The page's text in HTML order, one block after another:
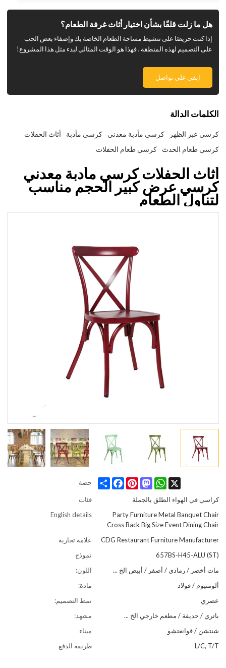
هل ما زلت قلقًا بشأن اختيار أثاث غرفة الطعام؟
إذا كنت حريصًا على تنشيط مساحة الطعام الخاصة بك وإضفاء بعض الحب
على التصميم لهذه المنطقة ، فهذا هو الوقت المثالي لبدء مثل هذا المشروع!
ابقى على تواصل
الكلمات الدالة
كرسي عبر الظهر كرسي مأدبة معدني كرسي مأدبة
أثاث الحفلات
كرسي طعام الحدث
كرسي طعام الحفلات
أثاث الحفلات كرسي مأدبة معدني
كرسي عرض كبير الحجم مناسب
لتناول الطعام
حصة Share
FacebookPinterest
Mastodon
WhatsApp X
فئات
كراسي في الهواء الطلق بالجملة
English details
Party Furniture Metal Banquet Chair
Cross Back Big Size Event Dining Chair
علامة تجارية
CDG Restaurant Furniture Manufacturer
نموذج
657BS-H45-ALU (ST)
اللون:
مات أخضر / رمادي / أصفر / أبيض الخ ...
مادة:
ألومنيوم / فولاذ
نمط التصميم:
عصري
مشهد:
باتري / حديقة / مطعم خارجي الخ ...
ميناء
شنتشن / قوانغتشو
طريقة الدفع
L/C, T/T